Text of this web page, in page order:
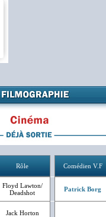
Rôle Comédien V.F
Floyd Lawton/
Deadshot
Patrick Borg
Jack Horton